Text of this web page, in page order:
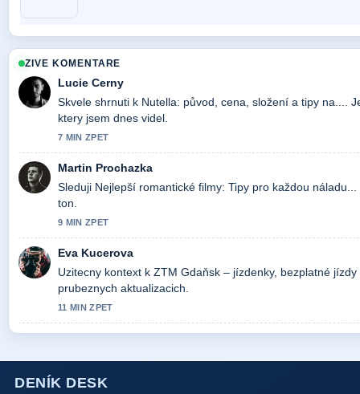
ZIVE KOMENTARE
Lucie Cerny
Skvele shrnuti k Nutella: původ, cena, složení a tipy na....
ktery jsem dnes videl.
7 MIN ZPET
Martin Prochazka
Sleduji Nejlepší romantické filmy: Tipy pro každou
ton.
9 MIN ZPET
Eva Kucerova
Uzitecny kontext k ZTM Gdaňsk – jízdenky, bezplatné
prubeznych aktualizacich.
11 MIN ZPET
DENÍK DESK